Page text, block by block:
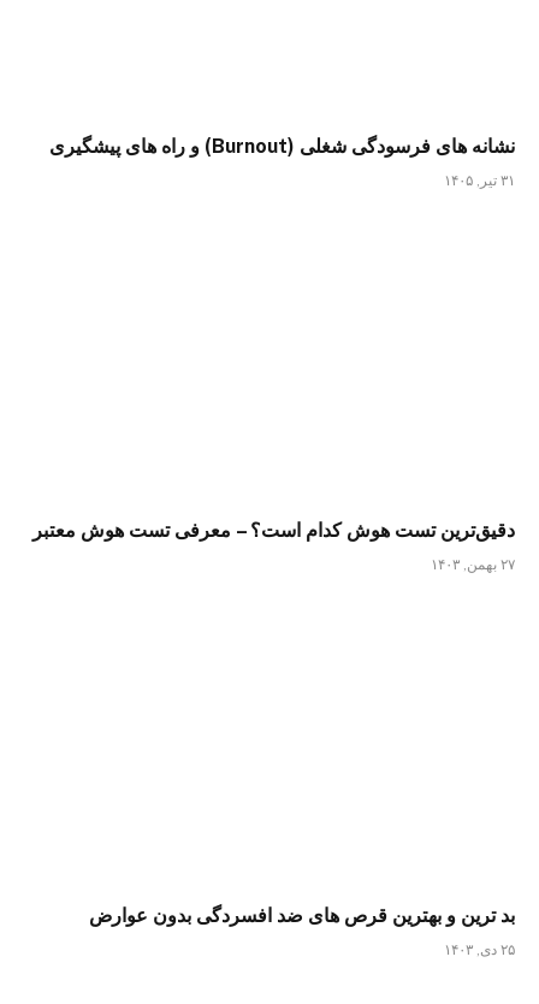
نشانه های فرسودگی شغلی (Burnout) و راه های پیشگیری
۳۱ تیر, ۱۴۰۵
دقیق‌ترین تست هوش کدام است؟ – معرفی تست هوش معتبر
۲۷ بهمن, ۱۴۰۳
بد ترین و بهترین قرص های ضد افسردگی بدون عوارض
۲۵ دی, ۱۴۰۳